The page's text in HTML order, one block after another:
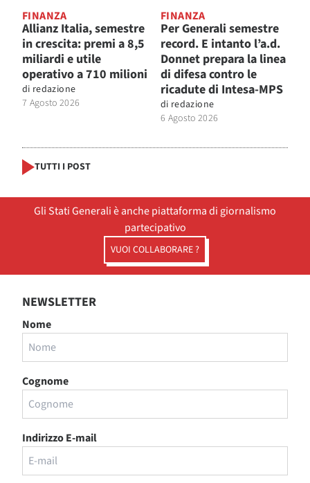
FINANZA
Allianz Italia, semestre
in crescita: premi a 8,5
miliardi e utile
operativo a 710 milioni
di redazione
7 Agosto 2026
FINANZA
Per Generali semestre
record. E intanto l’a.d.
Donnet prepara la linea
di difesa contro le
ricadute di Intesa-MPS
di redazione
6 Agosto 2026
TUTTI I POST
Gli Stati Generali è anche piattaforma di giornalismo
partecipativo
VUOI COLLABORARE ?
NEWSLETTER
Nome
Cognome
Indirizzo E-mail